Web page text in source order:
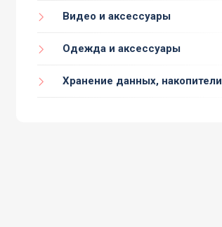
Видео и аксессуары
Одежда и аксессуары
Хранение данных, накопители